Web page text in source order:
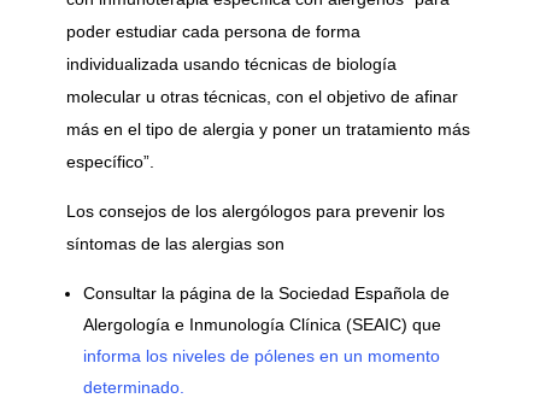
poder estudiar cada persona de forma
individualizada usando técnicas de biología
molecular u otras técnicas, con el objetivo de afinar
más en el tipo de alergia y poner un tratamiento más
específico”.
Los consejos de los alergólogos para prevenir los
síntomas de las alergias son
Consultar la página de la Sociedad Española de
Alergología e Inmunología Clínica (SEAIC) que
informa los niveles de pólenes en un momento
determinado.